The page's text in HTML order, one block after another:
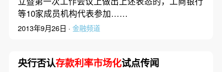
等10家成员机构代表参加……
2013年9月26日 · 金融频道
央行否认存款利率市场化试点传闻